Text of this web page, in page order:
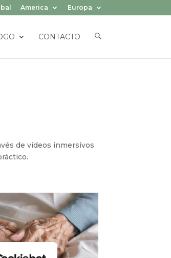
America Europa
CONTACTO
M
de vídeos inmersivos